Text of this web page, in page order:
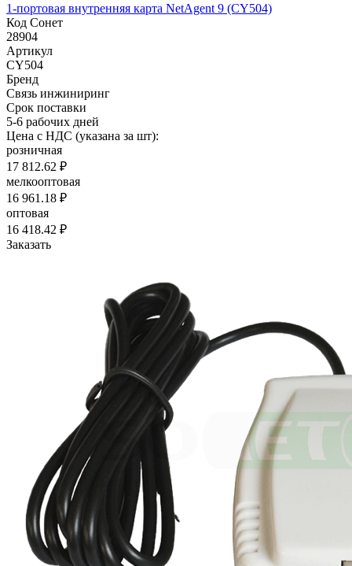
1-портовая внутренняя карта NetAgent 9 (CY504)
Код Сонет
28904
Артикул
CY504
Бренд
Связь инжиниринг
Срок поставки
5-6 рабочих дней
Цена с НДС (указана за шт):
розничная
17 812.62 ₽
мелкооптовая
16 961.18 ₽
оптовая
16 418.42 ₽
Заказать